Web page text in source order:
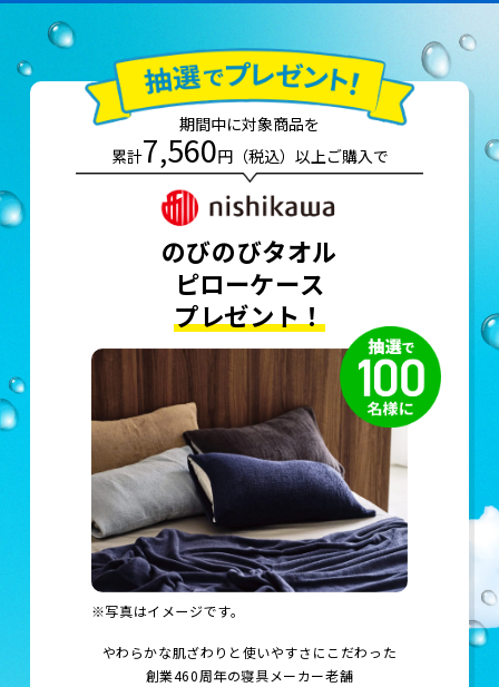
期間中に対象商品を
累計7,560円（税込）以上ご購入で
のびのびタオル
ピローケース
プレゼント！
※写真はイメージです。
やわらかな肌ざわりと使いやすさにこだわった
創業460周年の寝具メーカー老舗